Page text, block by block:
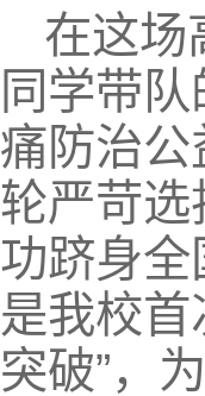
在这场
同学带
痛防治公
轮严苛
功跻身
是我校
突破”，